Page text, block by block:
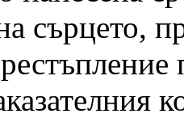
сърцето,